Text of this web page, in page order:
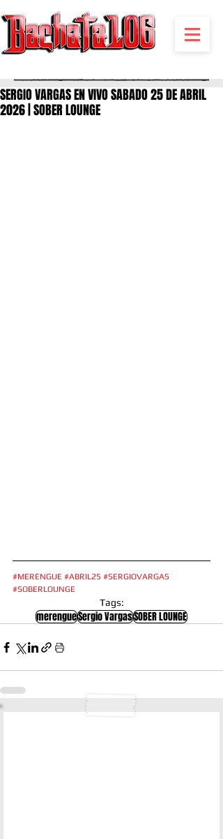
SERGIO VARGAS EN VIVO SABADO 25 DE ABRIL
2026 | SOBER LOUNGE
#MERENGUE #ABRIL25 #SERGIOVARGAS
#SOBERLOUNGE
Tags:
merengueSergio VargasSOBER LOUNGE